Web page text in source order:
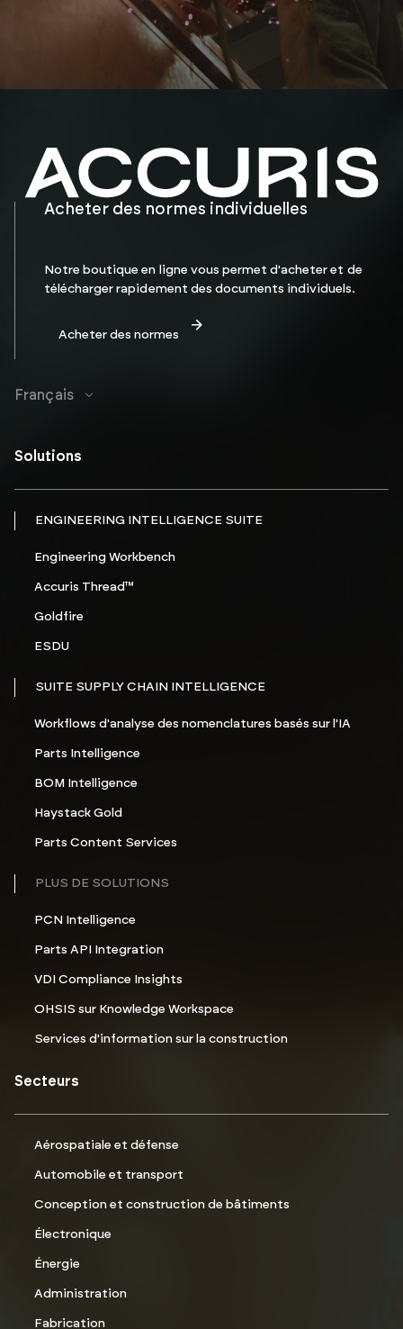
Acheter des normes individuelles
Notre boutique en ligne vous permet d'acheter et de
télécharger rapidement des documents individuels.
Acheter des normes
Français
Solutions
ENGINEERING INTELLIGENCE SUITE
Engineering Workbench
Accuris Thread™
Goldfire
ESDU
SUITE SUPPLY CHAIN INTELLIGENCE
Workflows d'analyse des nomenclatures basés sur l'IA
Parts Intelligence
BOM Intelligence
Haystack Gold
Parts Content Services
PLUS DE SOLUTIONS
PCN Intelligence
Parts API Integration
VDI Compliance Insights
OHSIS sur Knowledge Workspace
Services d'information sur la construction
Secteurs
Aérospatiale et défense
Automobile et transport
Conception et construction de bâtiments
Électronique
Énergie
Administration
Fabrication